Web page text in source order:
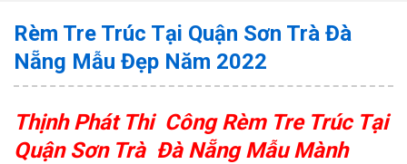
Rèm Tre Trúc Tại Quận Sơn Trà Đà
Nẵng Mẫu Đẹp Năm 2022
Thịnh Phát Thi Công Rèm Tre Trúc Tại
Quận Sơn Trà Đà Nẵng Mẫu Mành